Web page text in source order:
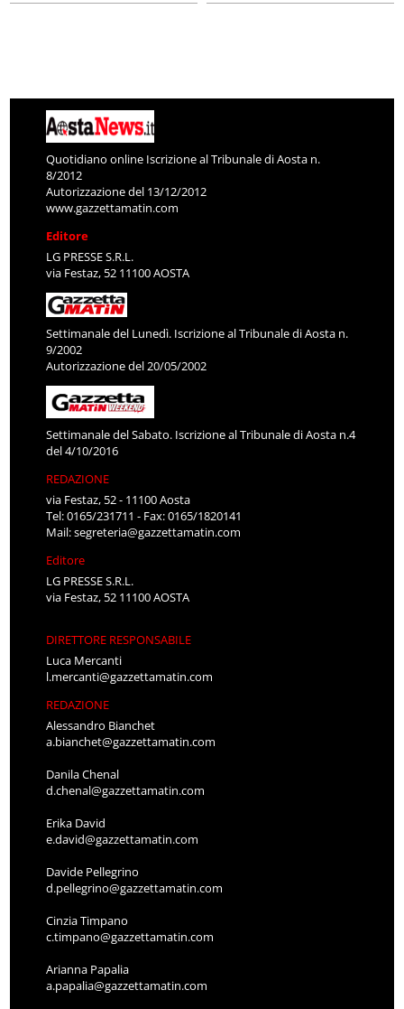
Quotidiano online Iscrizione al Tribunale di Aosta n.
8/2012
Autorizzazione del 13/12/2012
www.gazzettamatin.com
Editore
LG PRESSE S.R.L.
via Festaz, 52 11100 AOSTA
Settimanale del Lunedì. Iscrizione al Tribunale di Aosta n.
9/2002
Autorizzazione del 20/05/2002
Settimanale del Sabato. Iscrizione al Tribunale di Aosta n.4
del 4/10/2016
REDAZIONE
via Festaz, 52 - 11100 Aosta
Tel: 0165/231711 - Fax: 0165/1820141
Mail:segreteria@gazzettamatin.com
Editore
LG PRESSE S.R.L.
via Festaz, 52 11100 AOSTA
DIRETTORE RESPONSABILE
Luca Mercanti
l.mercanti@gazzettamatin.com
REDAZIONE
Alessandro Bianchet
a.bianchet@gazzettamatin.com
Danila Chenal
d.chenal@gazzettamatin.com
Erika David
e.david@gazzettamatin.com
Davide Pellegrino
d.pellegrino@gazzettamatin.com
Cinzia Timpano
c.timpano@gazzettamatin.com
Arianna Papalia
a.papalia@gazzettamatin.com